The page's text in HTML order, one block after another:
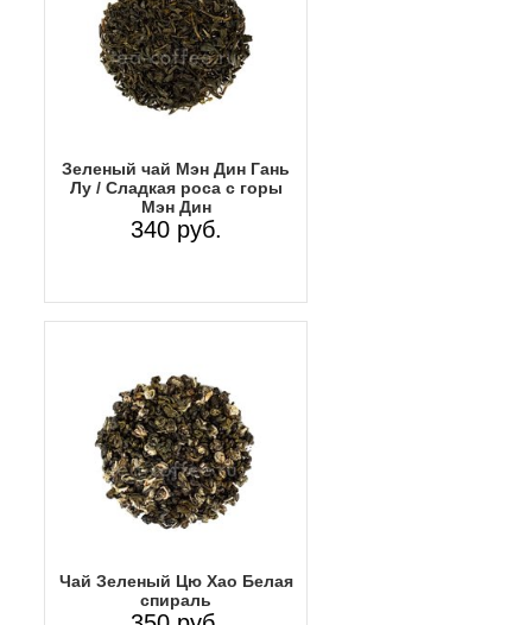
Зеленый чай Мэн Дин Гань
Лу / Сладкая роса с горы
Мэн Дин
340 руб.
Чай Зеленый Цю Хао Белая
спираль